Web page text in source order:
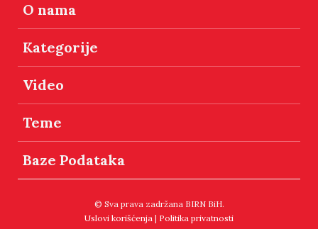
O nama
Kategorije
Video
Teme
Baze Podataka
© Sva prava zadržana BIRN BiH.
Uslovi korišćenja | Politika privatnosti